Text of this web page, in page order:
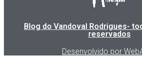
Blog do Vandoval Rodrigues-
reservados
Desenvolvido por